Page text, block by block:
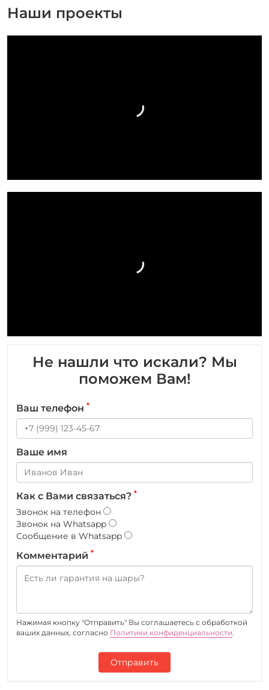
Наши проекты
Не нашли что искали? Мы
поможем Вам!
Ваш телефон *
Ваше имя
Как с Вами связаться? *
Звонок на телефон
Звонок на Whatsapp
Сообщение в Whatsapp
Комментарий *
Нажимая кнопку "Отправить" Вы соглашаетесь c обработкой
ваших данных, согласно Политики конфиденциальности.
Отправить